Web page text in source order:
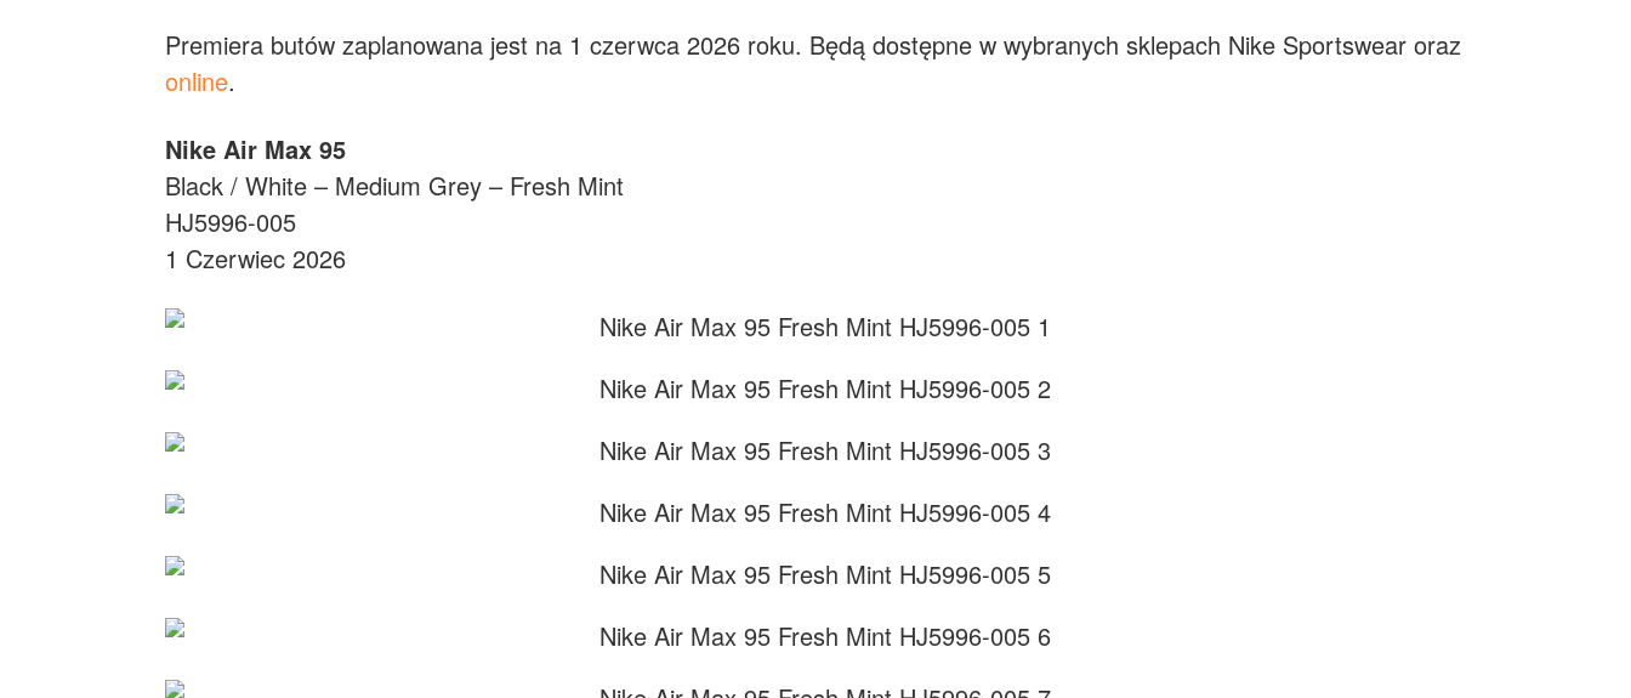
Premiera butów zaplanowana jest na 1 czerwca 2026 roku. Będą dostępne w wybranych sklepach Nike Sportswear oraz
online.
Nike Air Max 95
Black / White – Medium Grey – Fresh Mint
HJ5996-005
1 Czerwiec 2026